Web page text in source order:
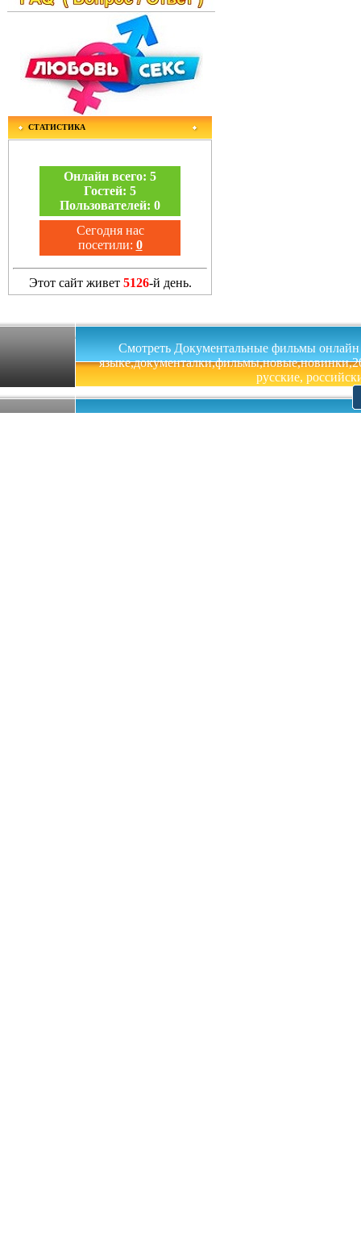
СТАТИСТИКА
Онлайн всего: 5
Гостей: 5
Пользователей: 0
Сегодня нас
посетили: 0
Этот сайт живет 5126-й день.
Смотреть Документальные фильмы онлайн
русские,